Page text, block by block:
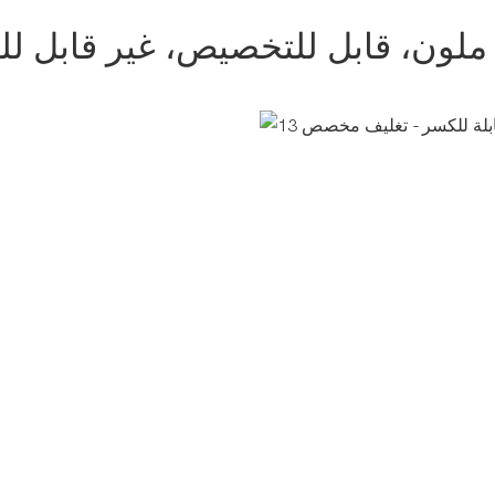
ملون، قابل للتخصيص، غير قابل